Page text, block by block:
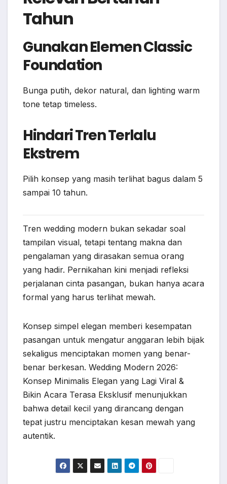
Tahun
Gunakan Elemen Classic
Foundation
Bunga putih, dekor natural, dan lighting warm
tone tetap timeless.
Hindari Tren Terlalu
Ekstrem
Pilih konsep yang masih terlihat bagus dalam 5
sampai 10 tahun.
Tren wedding modern bukan sekadar soal
tampilan visual, tetapi tentang makna dan
pengalaman yang dirasakan semua orang
yang hadir. Pernikahan kini menjadi refleksi
perjalanan cinta pasangan, bukan hanya acara
formal yang harus terlihat mewah.
Konsep simpel elegan memberi kesempatan
pasangan untuk mengatur anggaran lebih bijak
sekaligus menciptakan momen yang benar-
benar berkesan. Wedding Modern 2026:
Konsep Minimalis Elegan yang Lagi Viral &
Bikin Acara Terasa Eksklusif menunjukkan
bahwa detail kecil yang dirancang dengan
tepat justru menciptakan kesan mewah yang
autentik.